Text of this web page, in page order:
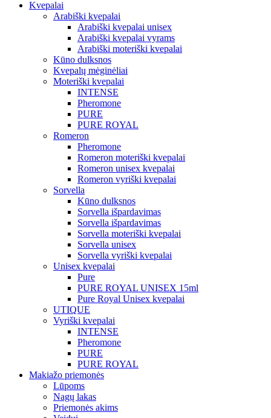
Kvepalai
Arabiški kvepalai
Arabiški kvepalai unisex
Arabiški kvepalai vyrams
Arabiški moteriški kvepalai
Kūno dulksnos
Kvepalų mėginėliai
Moteriški kvepalai
INTENSE
Pheromone
PURE
PURE ROYAL
Romeron
Pheromone
Romeron moteriški kvepalai
Romeron unisex kvepalai
Romeron vyriški kvepalai
Sorvella
Kūno dulksnos
Sorvella išpardavimas
Sorvella išpardavimas
Sorvella moteriški kvepalai
Sorvella unisex
Sorvella vyriški kvepalai
Unisex kvepalai
Pure
PURE ROYAL UNISEX 15ml
Pure Royal Unisex kvepalai
UTIQUE
Vyriški kvepalai
INTENSE
Pheromone
PURE
PURE ROYAL
Makiažo priemonės
Lūpoms
Nagų lakas
Priemonės akims